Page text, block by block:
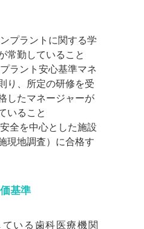
プラントに関する学
常勤していること
ラント安心基準マネ
り、所定の研修を受
したマネージャーが
いること
全を中心とした施設
現地調査）に合格す
基準
いる歯科医療機関